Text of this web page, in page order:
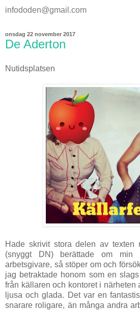
infododen@gmail.com
onsdag 22 november 2017
De Aderton
Nutidsplatsen
Hade skrivit stora delen av texten
(snyggt DN) berättade om min
arbetsgivare, så stöper om och
jag betraktade honom som en
från källaren och kontoret i närheten
ljusa och glada. Det var en
snarare roligare, än många andra